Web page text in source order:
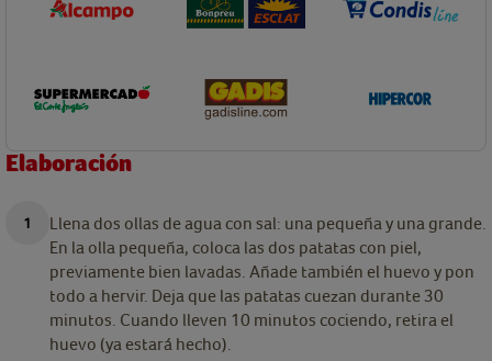
Elaboración
Llena dos ollas de agua con sal: una pequeña y una grande.
En la olla pequeña, coloca las dos patatas con piel,
previamente bien lavadas. Añade también el huevo y pon
todo a hervir. Deja que las patatas cuezan durante 30
minutos. Cuando lleven 10 minutos cociendo, retira el
huevo (ya estará hecho).